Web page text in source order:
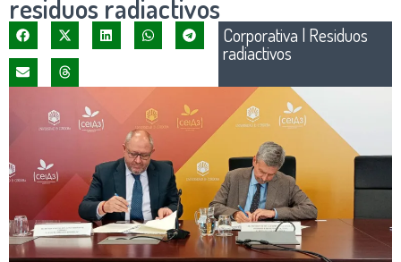
residuos radiactivos
Corporativa | Residuos
radiactivos